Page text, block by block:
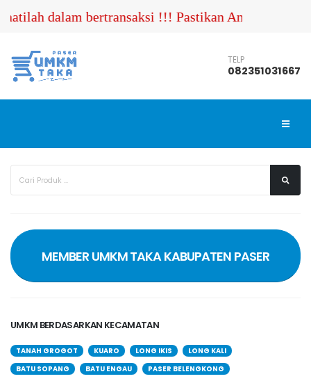
dalam bertransaksi !!! Pastikan Anda
TELP
082351031667
MEMBER UMKM TAKA KABUPATEN PASER
UMKM BERDASARKAN KECAMATAN
TANAH GROGOT KUARO LONG IKIS
LONG KALI
BATU SOPANG
BATU ENGAU
PASER BELENGKONG